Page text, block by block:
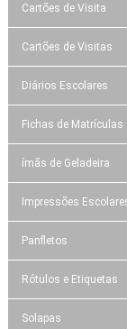
Cartões de Visita
Cartões de Visitas
Diários Escolares
Fichas de Matrículas
ímãs de Geladeira
Impressões
Panfletos
Rótulos e Etiquetas
Solapas